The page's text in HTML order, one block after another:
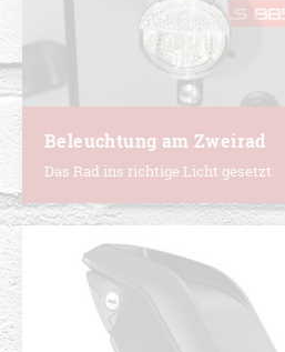
Beleuchtung am Zweirad
Das Rad ins richtige Licht gesetzt